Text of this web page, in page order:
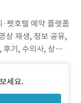
펫호텔 예약 플랫폼
상 재생, 정보 공유,
기, 수의사, 상담,
작업 범위 : 기획,
반으로
세요.